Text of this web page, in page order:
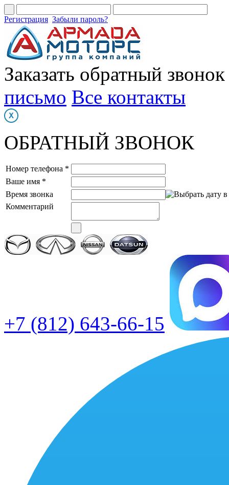
Регистрация Забыли пароль?
Заказать обратный звонок
письмо Все контакты
ОБРАТНЫЙ ЗВОНОК
Номер телефона *
Ваше имя *
Время звонка
Комментарий
+7 (812) 643-66-15